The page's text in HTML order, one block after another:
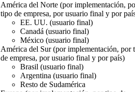
América del Norte (por implementación,
tipo de empresa, por usuario final y por
EE. UU. (usuario final)
Canadá (usuario final)
México (usuario final)
América del Sur (por implementación, por
de empresa, por usuario final y por país)
Brasil (usuario final)
Argentina (usuario final)
Resto de Sudamérica